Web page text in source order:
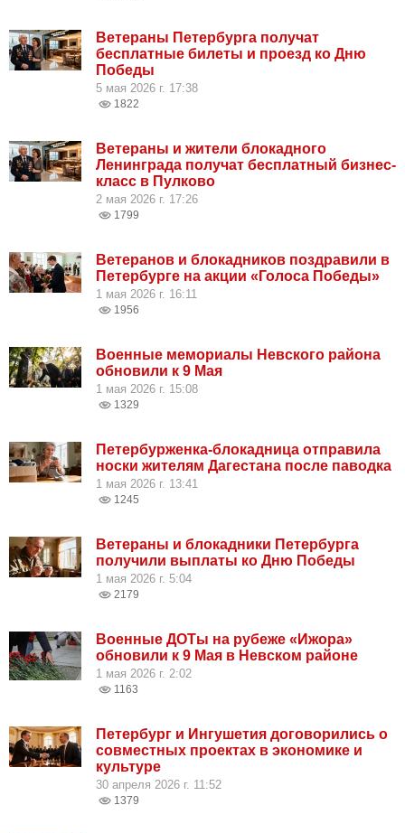
Ветераны Петербурга получат
бесплатные билеты и проезд ко Дню
Победы
5 мая 2026 г. 17:38
1822
Ветераны и жители блокадного
Ленинграда получат бесплатный бизнес-
класс в Пулково
2 мая 2026 г. 17:26
1799
Ветеранов и блокадников поздравили в
Петербурге на акции «Голоса Победы»
1 мая 2026 г. 16:11
1956
Военные мемориалы Невского района
обновили к 9 Мая
1 мая 2026 г. 15:08
1329
Петербурженка-блокадница отправила
носки жителям Дагестана после паводка
1 мая 2026 г. 13:41
1245
Ветераны и блокадники Петербурга
получили выплаты ко Дню Победы
1 мая 2026 г. 5:04
2179
Военные ДОТы на рубеже «Ижора»
обновили к 9 Мая в Невском районе
1 мая 2026 г. 2:02
1163
Петербург и Ингушетия договорились о
совместных проектах в экономике и
культуре
30 апреля 2026 г. 11:52
1379